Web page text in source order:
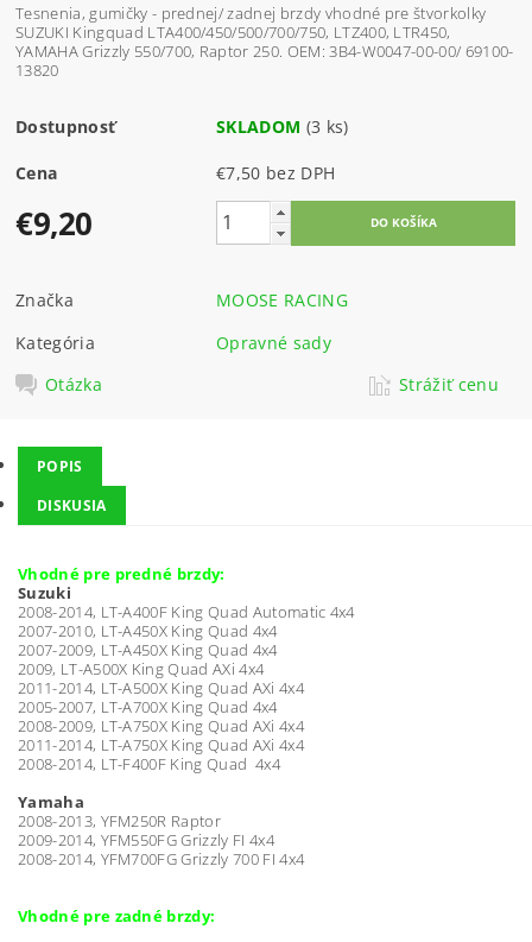
Tesnenia, gumičky - prednej/ zadnej brzdy vhodné pre štvorkolky
SUZUKI Kingquad LTA400/450/500/700/750, LTZ400, LTR450,
YAMAHA Grizzly 550/700, Raptor 250. OEM: 3B4-W0047-00-00/ 69100-
13820
Dostupnosť SKLADOM (3 ks)
Cena €7,50 bez DPH
€9,20
Značka
MOOSE RACING
Kategória
Opravné sady
Otázka
Strážiť cenu
POPIS
DISKUSIA
Vhodné pre predné brzdy:
Suzuki
2008-2014, LT-A400F King Quad Automatic 4x4
2007-2010, LT-A450X King Quad 4x4
2007-2009, LT-A450X King Quad 4x4
2009, LT-A500X King Quad AXi 4x4
2011-2014, LT-A500X King Quad AXi 4x4
2005-2007, LT-A700X King Quad 4x4
2008-2009, LT-A750X King Quad AXi 4x4
2011-2014, LT-A750X King Quad AXi 4x4
2008-2014, LT-F400F King Quad 4x4
Yamaha
2008-2013, YFM250R Raptor
2009-2014, YFM550FG Grizzly FI 4x4
2008-2014, YFM700FG Grizzly 700 FI 4x4
Vhodné pre zadné brzdy: